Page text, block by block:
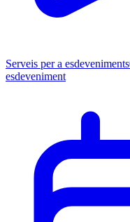
Serveis per a esdeveniments
esdeveniment